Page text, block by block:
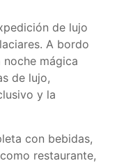
de lujo
A bordo
mágica
de lujo,
y la
con bebidas,
restaurante,